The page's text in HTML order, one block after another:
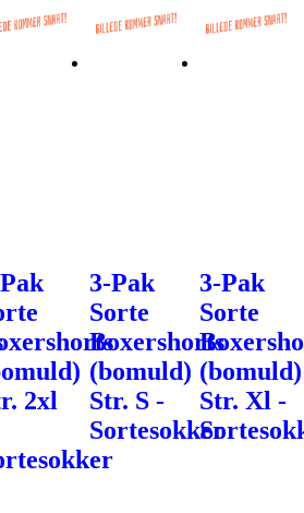
2xl
3-Pak
Sorte
Boxershorts
(bomuld)
Str. S -
Sortesokker
3-Pak
Sorte
(bomuld)
Str. Xl -